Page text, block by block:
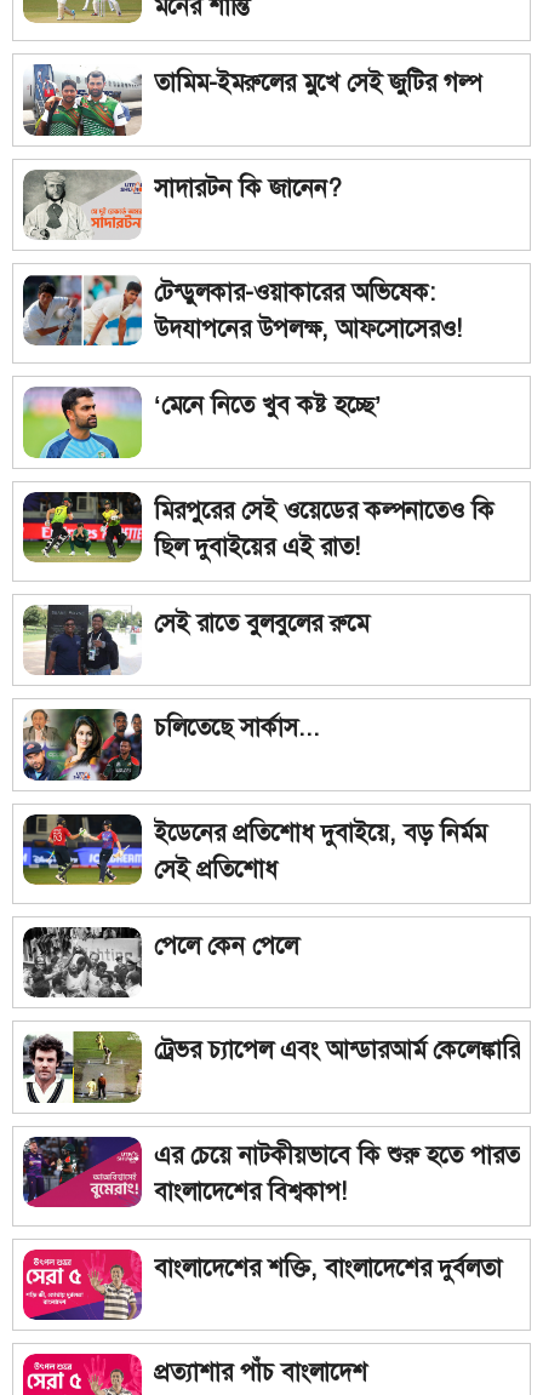
তামিম-ইমরুলের মুখে সেই জুটির গল্প
সাদারটন কি জানেন?
টেন্ডুলকার-ওয়াকারের অভিষেক:
উদযাপনের উপলক্ষ, আফসোসেরও!
‘মেনে নিতে খুব কষ্ট হচ্ছে’
মিরপুরের সেই ওয়েডের কল্পনাতেও কি
ছিল দুবাইয়ের এই রাত!
সেই রাতে বুলবুলের রুমে
চলিতেছে সার্কাস...
ইডেনের প্রতিশোধ দুবাইয়ে, বড় নির্মম
সেই প্রতিশোধ
পেলে কেন পেলে
ট্রেভর চ্যাপেল এবং আন্ডারআর্ম কেলেঙ্কারি
এর চেয়ে নাটকীয়ভাবে কি শুরু হতে পারত
বাংলাদেশের বিশ্বকাপ!
বাংলাদেশের শক্তি, বাংলাদেশের দুর্বলতা
প্রত্যাশার পাঁচ বাংলাদেশ